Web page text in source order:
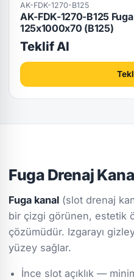
AK-FDK-1270-B125
AK-FDK-1270-B125
125x1000x70 (B125)
Teklif Al
Fuga Drenaj
Fuga kanal (slot drenaj
bir çizgi görünen, estetik
çözümüdür. Izgarayı
yüzey sağlar.
İnce slot açıklık —